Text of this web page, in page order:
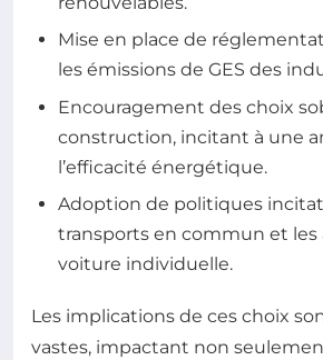
Mise en place de
les émissions de GES des
Encouragement des choix
construction, incitant à une
l’efficacité énergétique.
Adoption de politiques
transports en commun et les
voiture individuelle.
Les implications de ces choix
vastes, impactant non